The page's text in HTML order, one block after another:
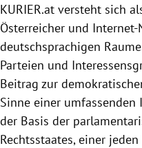
KURIER.at versteht sich
Österreicher und
deutschsprachigen
Parteien und
Beitrag zur
Sinne einer
der Basis der
Rechtsstaates, einer